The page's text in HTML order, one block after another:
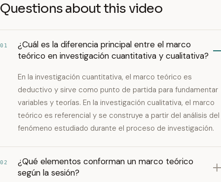
Questions about this video
01
¿Cuál es la diferencia principal entre el marco
teórico en investigación cuantitativa y cualitativa?
En la investigación cuantitativa, el marco teórico es
deductivo y sirve como punto de partida para fundamentar
variables y teorías. En la investigación cualitativa, el marco
teórico es referencial y se construye a partir del análisis del
fenómeno estudiado durante el proceso de investigación.
02
¿Qué elementos conforman un marco teórico
según la sesión?